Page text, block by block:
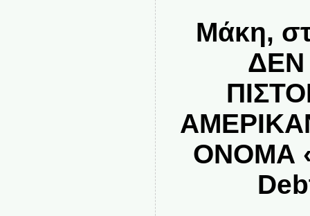
Μάκη,
ΔΕΝ
ΟΝΟΜΑ